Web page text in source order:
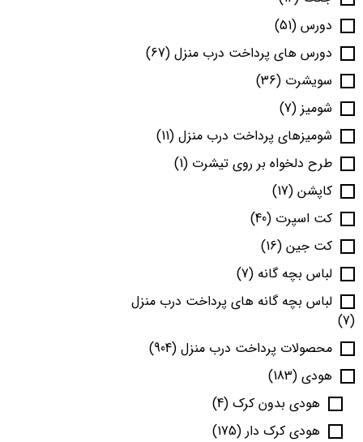
دورس (51)
دورس های پرداخت درب منزل (67)
سویشرت (36)
شومیز (7)
شومیزهای پرداخت درب منزل (11)
طرح دلخواه بر روی تیشرت (1)
کاپشن (17)
کت اسپرت (40)
کت جین (16)
لباس بچه گانه (7)
لباس بچه گانه های پرداخت درب منزل
(7)
محصولات پرداخت درب منزل (904)
هودی (183)
هودی بدون کرک (4)
هودی کرک دار (175)